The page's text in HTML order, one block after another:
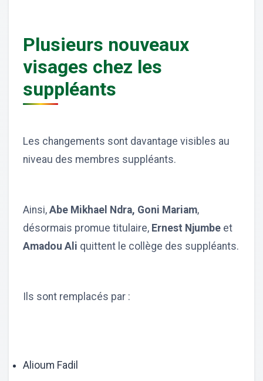
Plusieurs nouveaux
visages chez les
suppléants
Les changements sont davantage visibles au
niveau des membres suppléants.
Ainsi, Abe Mikhael Ndra, Goni Mariam,
désormais promue titulaire, Ernest Njumbe et
Amadou Ali quittent le collège des suppléants.
Ils sont remplacés par :
Alioum Fadil